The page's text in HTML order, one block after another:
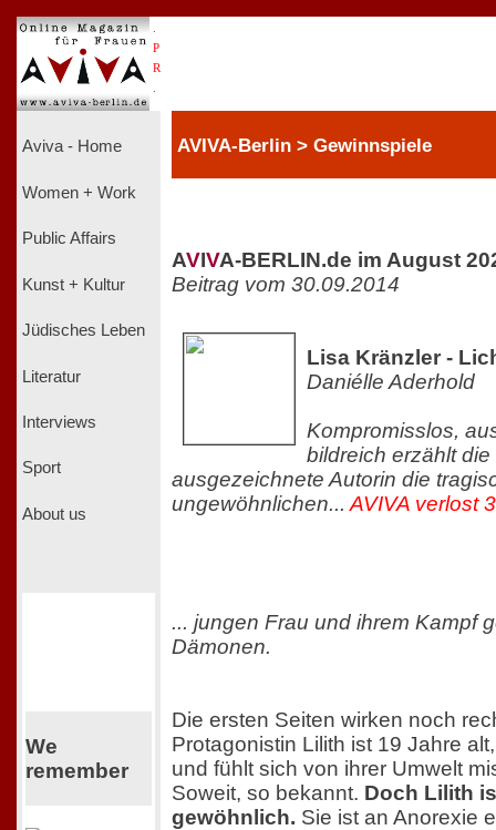
P
R
Aviva - Home
Women + Work
Public Affairs
Kunst + Kultur
Jüdisches Leben
Literatur
Interviews
Sport
About us
We
remember
AVIVA-Berlin > Gewinnspiele
AVIVA-BERLIN.de im August
Beitrag vom 30.09.2014
Lisa Kränzler -
Daniélle Aderhold
Kompromisslos,
bildreich erzählt
ausgezeichnete Autorin die
ungewöhnlichen... AVIVA verlost
... jungen Frau und ihrem Kampf
Dämonen.
Die ersten Seiten wirken noch
Protagonistin Lilith ist 19 Jahre
und fühlt sich von ihrer Umwelt
Soweit, so bekannt. Doch Lilith
gewöhnlich. Sie ist an Anorexie